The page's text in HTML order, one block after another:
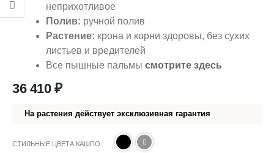
неприхотливое
Полив: ручной полив
Растение: крона и корни здоровы, без сухих
листьев и вредителей
Все пышные пальмы смотрите здесь
36 410 ₽
На растения действует эксклюзивная гарантия
СТИЛЬНЫЕ ЦВЕТА КАШПО